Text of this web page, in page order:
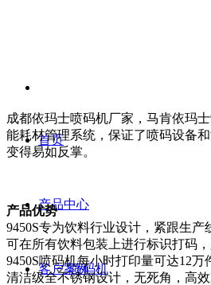
首页
产品中心
喷码机
客户案例
成都依玛士喷码机厂家，马肯依玛
能耗材管理系统，保证了喷码设备
变得易如反掌。
产品优势
9450S专为饮料行业设计，紧跟生
可在所有饮料包装上进行标识打码
9450S喷码机每小时打印量可达12
清洁级全不锈钢设计，无死角，高